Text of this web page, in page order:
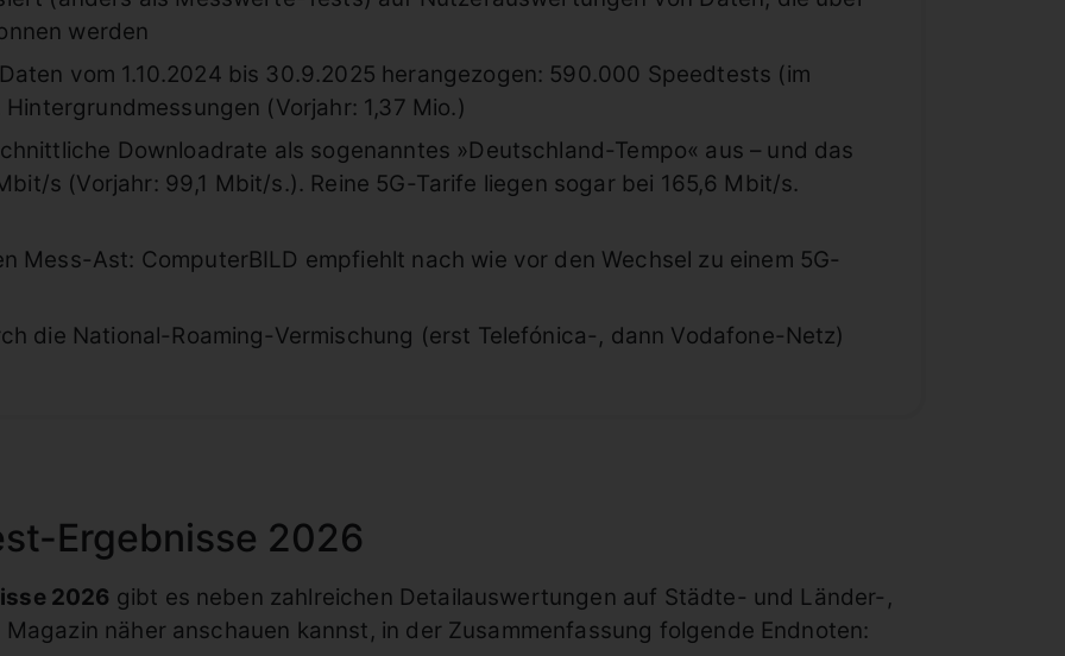
werden
vom 1.10.2024 bis 30.9.2025 herangezogen: 590.000 Speedtests (im
(Vorjahr: 1,37 Mio.)
Downloadrate als sogenanntes »Deutschland-Tempo« aus – und das
s (Vorjahr: 99,1 Mbit/s.). Reine 5G-Tarife liegen sogar bei 165,6 Mbit/s.
Mess-Ast: ComputerBILD empfiehlt nach wie vor den Wechsel zu einem 5G-
die National-Roaming-Vermischung (erst Telefónica-, dann Vodafone-Netz)
Ergebnisse 2026
2026 gibt es neben zahlreichen Detailauswertungen auf Städte- und Länder-,
näher anschauen kannst, in der Zusammenfassung folgende Endnoten: